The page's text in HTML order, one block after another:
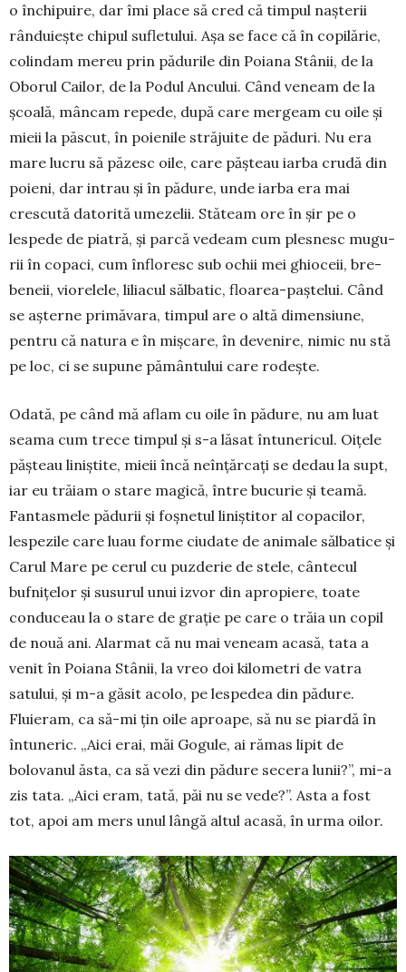
o în­chi­puire, dar îmi place să cred că timpul nașterii
rându­ieș­te chi­pul su­fle­­tu­lui. Așa se face că în co­pi­lărie,
colindam mereu prin pădurile din Poia­na Stânii, de la
Oborul Cailor, de la Podul Ancului. Când veneam de la
școală, mân­cam repede, după care mergeam cu oile și
mieii la păscut, în poienile străjuite de păduri. Nu era
mare lucru să păzesc oile, care pășteau iarba crudă din
po­ieni, dar intrau și în pă­dure, unde iarba era mai
crescută datorită ume­zelii. Stă­team ore în șir pe o
lespede de piatră, și parcă ve­deam cum ples­nesc mu­gu­
rii în co­paci, cum în­flo­resc sub ochii mei ghi­o­­ceii, bre­
be­neii, vio­re­lele, li­lia­cul săl­batic, floarea-paș­te­lui. Când
se aș­terne primă­va­ra, timpul are o altă di­men­siu­ne,
pentru că natura e în miș­ca­re, în de­venire, nimic nu stă
pe loc, ci se supune pă­mântului care rodește.
Odată, pe când mă aflam cu oile în pădure, nu am luat
seama cum tre­ce tim­pul și s-a lăsat întunericul. Oi­țe­le
păș­­teau liniștite, mieii încă ne­în­țărcați se de­dau la supt,
iar eu trăiam o stare ma­gică, între bucurie și tea­mă.
Fantas­mele pădurii și foș­netul liniștitor al copacilor,
lespezile care luau forme ciudate de animale săl­ba­tice și
Carul Mare pe cerul cu puz­de­rie de stele, cân­­tecul
bufnițelor și susurul unui iz­vor din apropiere, toate
conduceau la o stare de grație pe care o trăia un co­pil
de nouă ani. Alarmat că nu mai ve­neam aca­să, tata a
venit în Poiana Stâ­nii, la vreo doi kilo­metri de vatra
satului, și m-a găsit acolo, pe lespedea din pădure.
Fluieram, ca să-mi țin oile aproape, să nu se piardă în
întuneric. „Aici erai, măi Go­gu­le, ai rămas lipit de
bolovanul ăsta, ca să vezi din pădure se­ce­ra lunii?”, mi-a
zis tata. „Aici eram, tată, păi nu se vede?”. Asta a fost
tot, apoi am mers unul lângă altul acasă, în urma oilor.